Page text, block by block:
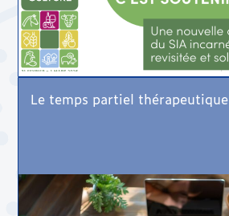
Le temps partiel thérapeutique